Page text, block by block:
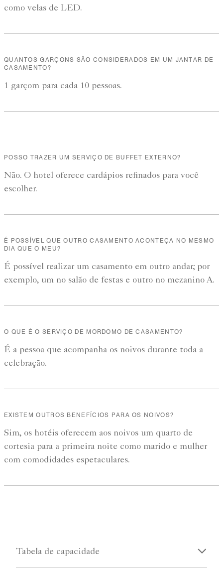
como velas de LED.
QUANTOS GARÇONS SÃO CONSIDERADOS EM UM JANTAR DE
CASAMENTO?
1 garçom para cada 10 pessoas.
POSSO TRAZER UM SERVIÇO DE BUFFET EXTERNO?
Não. O hotel oferece cardápios refinados para você
escolher.
É POSSÍVEL QUE OUTRO CASAMENTO ACONTEÇA NO MESMO
DIA QUE O MEU?
É possível realizar um casamento em outro andar; por
exemplo, um no salão de festas e outro no mezanino A.
O QUE É O SERVIÇO DE MORDOMO DE CASAMENTO?
É a pessoa que acompanha os noivos durante toda a
celebração.
EXISTEM OUTROS BENEFÍCIOS PARA OS NOIVOS?
Sim, os hotéis oferecem aos noivos um quarto de
cortesia para a primeira noite como marido e mulher
com comodidades espetaculares.
Tabela de capacidade